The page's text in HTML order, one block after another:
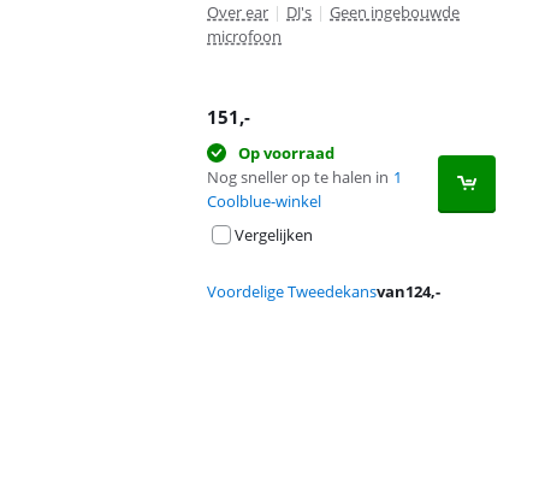
Over ear | DJ's | Geen ingebouwde
microfoon
151,-
Op voorraad
Nog sneller op te halen in 1
Coolblue-winkel
Vergelijken
Voordelige Tweedekansvan124,-